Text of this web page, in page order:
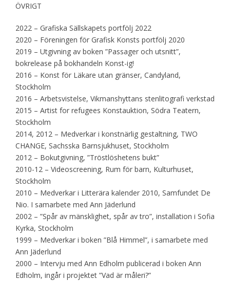
ÖVRIGT
2022 – Grafiska Sällskapets portfölj 2022
2020 – Föreningen för Grafisk Konsts portfölj 2020
2019 – Utgivning av boken ”Passager och utsnitt”,
bokrelease på bokhandeln Konst-ig!
2016 – Konst för Läkare utan gränser, Candyland,
Stockholm
2016 – Arbetsvistelse, Vikmanshyttans stenlitografi verkstad
2015 – Artist for refugees Konstauktion, Södra Teatern,
Stockholm
2014, 2012 – Medverkar i konstnärlig gestaltning, TWO
CHANGE, Sachsska Barnsjukhuset, Stockholm
2012 – Bokutgivning, ”Tröstlöshetens bukt”
2010-12 – Videoscreening, Rum för barn, Kulturhuset,
Stockholm
2010 – Medverkar i Litterära kalender 2010, Samfundet De
Nio. I samarbete med Ann Jäderlund
2002 – ”Spår av mänsklighet, spår av tro”, installation i Sofia
Kyrka, Stockholm
1999 – Medverkar i boken ”Blå Himmel”, i samarbete med
Ann Jäderlund
2000 – Intervju med Ann Edholm publicerad i boken Ann
Edholm, ingår i projektet ”Vad är måleri?”